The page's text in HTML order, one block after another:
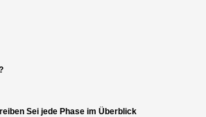
Sei jede Phase im Überblick